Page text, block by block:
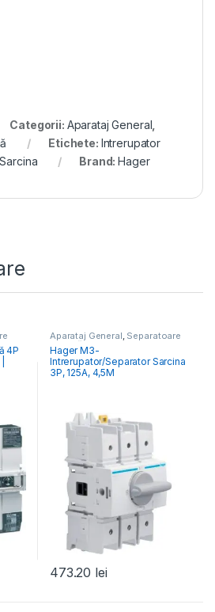
Categorii: Aparataj General
Etichete: Intrerupator
Brand:Hager
4P
Aparataj General, Separatoare
Sarcină
Hager M3-
Intrerupator/Separator Sarcina
3P, 125A, 4,5M
473.20 lei